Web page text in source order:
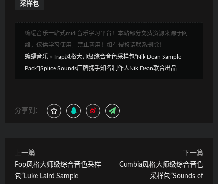
采样包
蝙蝠音乐一站式midi音乐学习平台！本站部分免费资源来源于网
络，仅供学习使用，禁止商用！如有侵权请联系删除！
蝙蝠音乐 » Trap风格大师级综合音色采样包”Nik Dean Sample
Pack”|Splice Sounds厂牌携手知名制作人Nik Dean联合出品
分享到：
上一篇
Pop风格大师级综合音色采样
包”Luke Laird Sample
下一篇
Cumbia风格大师级综合音色
采样包”Sounds of